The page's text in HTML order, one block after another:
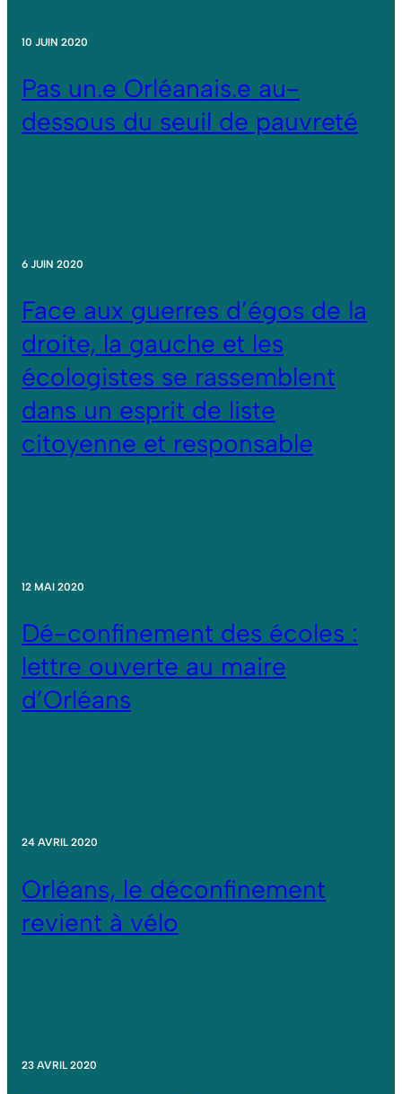
10 JUIN 2020
Pas un.e Orléanais.e au-
dessous du seuil de pauvreté
6 JUIN 2020
Face aux guerres d’égos de la
droite, la gauche et les
écologistes se rassemblent
dans un esprit de liste
citoyenne et responsable
12 MAI 2020
Dé-confinement des écoles :
lettre ouverte au maire
d’Orléans
24 AVRIL 2020
Orléans, le déconfinement
revient à vélo
23 AVRIL 2020